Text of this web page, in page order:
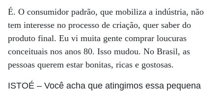
É. O consumidor padrão, que mobiliza a indústria, não
tem interesse no processo de criação, quer saber do
produto final. Eu vi muita gente comprar loucuras
conceituais nos anos 80. Isso mudou. No Brasil, as
pessoas querem estar bonitas, ricas e gostosas.
ISTOÉ – Você acha que atingimos essa pequena